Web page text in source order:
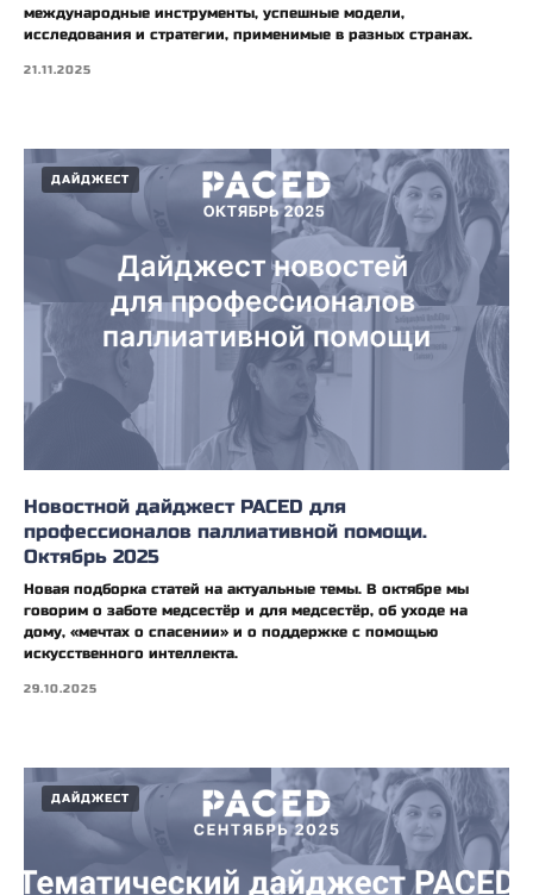
международные инструменты, успешные модели,
исследования и стратегии, применимые в разных странах.
21.11.2025
ДАЙДЖЕСТ
Новостной дайджест PACED для
профессионалов паллиативной помощи.
Октябрь 2025
Новая подборка статей на актуальные темы. В октябре мы
говорим о заботе медсестёр и для медсестёр, об уходе на
дому, «мечтах о спасении» и о поддержке с помощью
искусственного интеллекта.
29.10.2025
ДАЙДЖЕСТ